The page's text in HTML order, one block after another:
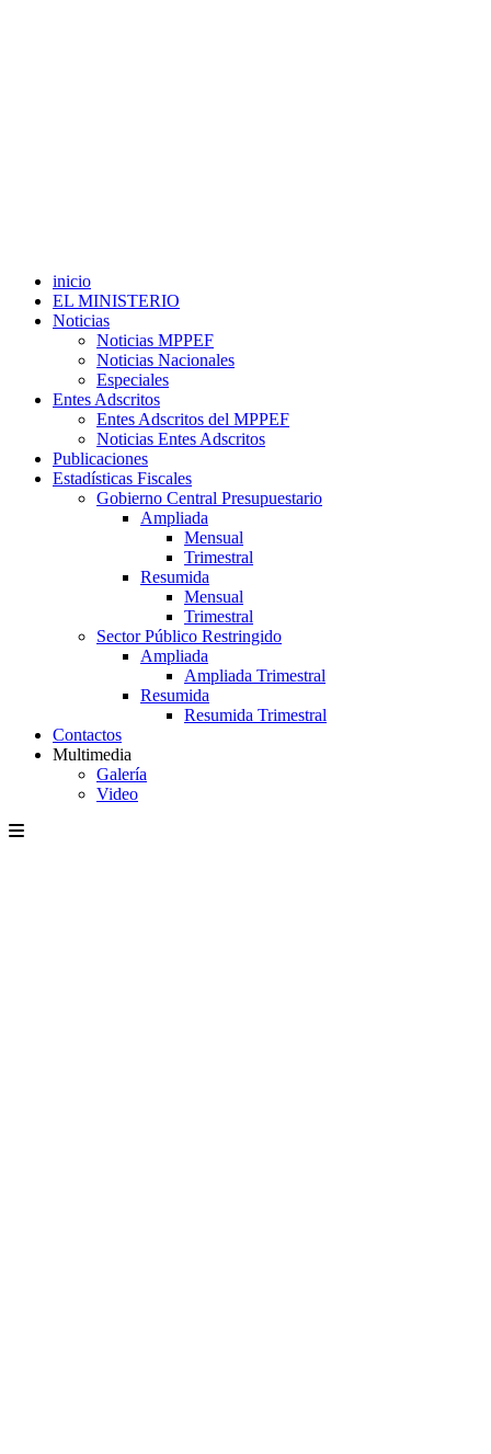
inicio
EL MINISTERIO
Noticias
Noticias MPPEF
Noticias Nacionales
Especiales
Entes Adscritos
Entes Adscritos del MPPEF
Noticias Entes Adscritos
Publicaciones
Estadísticas Fiscales
Gobierno Central Presupuestario
Ampliada
Mensual
Trimestral
Resumida
Mensual
Trimestral
Sector Público Restringido
Ampliada
Ampliada Trimestral
Resumida
Resumida Trimestral
Contactos
Multimedia
Galería
Video